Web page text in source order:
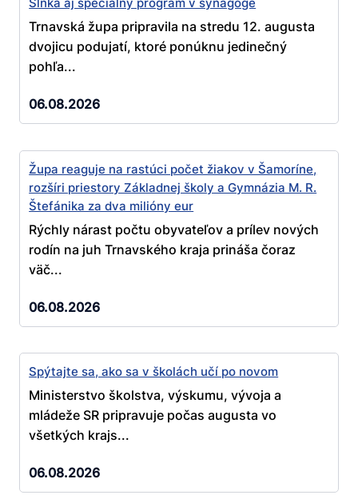
Slnka aj špeciálny program v synagóge
Trnavská župa pripravila na stredu 12. augusta
dvojicu podujatí, ktoré ponúknu jedinečný
pohľa...
06.08.2026
Župa reaguje na rastúci počet žiakov v Šamoríne,
rozšíri priestory Základnej školy a Gymnázia M. R.
Štefánika za dva milióny eur
Rýchly nárast počtu obyvateľov a prílev nových
rodín na juh Trnavského kraja prináša čoraz
väč...
06.08.2026
Spýtajte sa, ako sa v školách učí po novom
Ministerstvo školstva, výskumu, vývoja a
mládeže SR pripravuje počas augusta vo
všetkých krajs...
06.08.2026